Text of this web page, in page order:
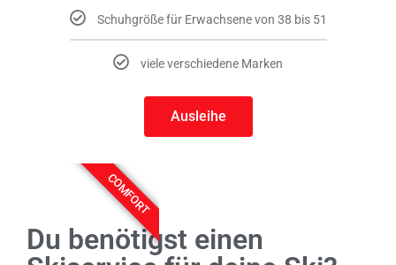
Schuhgröße für Erwachsene von 38 bis 51
viele verschiedene Marken
Ausleihe
COMFORT
Du benötigst einen